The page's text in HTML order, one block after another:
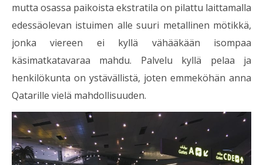
mutta osassa paikoista ekstratila on pilattu laittamalla
edessäolevan istuimen alle suuri metallinen mötikkä,
jonka viereen ei kyllä vähääkään isompaa
käsimatkatavaraa mahdu. Palvelu kyllä pelaa ja
henkilökunta on ystävällistä, joten emmeköhän anna
Qatarille vielä mahdollisuuden.